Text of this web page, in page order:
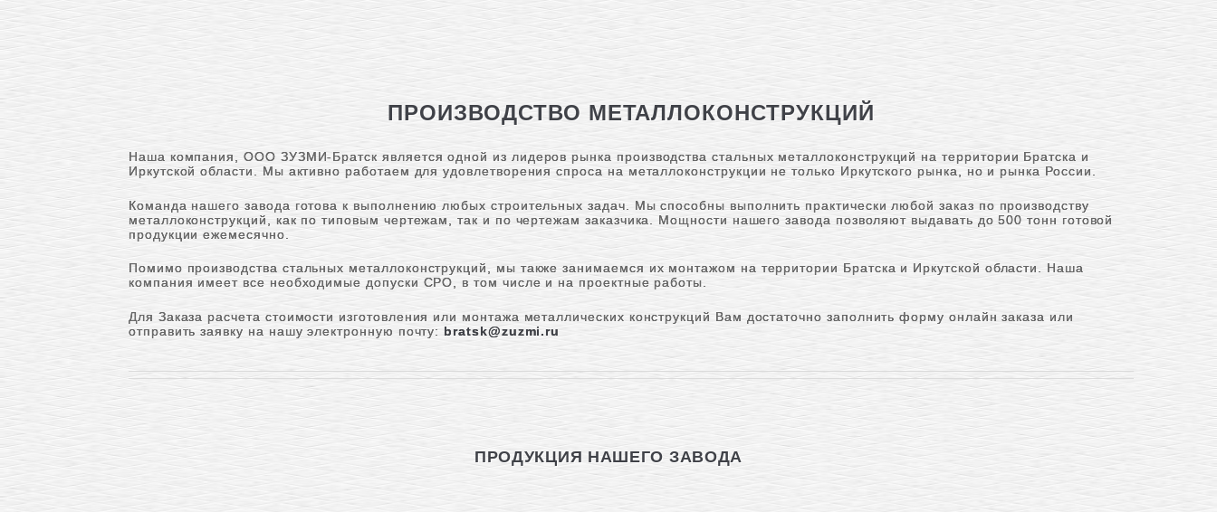
ПРОИЗВОДСТВО МЕТАЛЛОКОНСТРУКЦИЙ
Наша компания, ООО ЗУЗМИ-Братск является одной из лидеров рынка производства стальных металлоконструкций на территории Братска и
Иркутской области. Мы активно работаем для удовлетворения спроса на металлоконструкции не только Иркутского рынка, но и рынка России.
Команда нашего завода готова к выполнению любых строительных задач. Мы способны выполнить практически любой заказ по производству
металлоконструкций, как по типовым чертежам, так и по чертежам заказчика. Мощности нашего завода позволяют выдавать до 500 тонн готовой
продукции ежемесячно.
Помимо производства стальных металлоконструкций, мы также занимаемся их монтажом на территории Братска и Иркутской области. Наша
компания имеет все необходимые допуски СРО, в том числе и на проектные работы.
Для Заказа расчета стоимости изготовления или монтажа металлических конструкций Вам достаточно заполнить форму онлайн заказа или
отправить заявку на нашу электронную почту: bratsk@zuzmi.ru
ПРОДУКЦИЯ НАШЕГО ЗАВОДА